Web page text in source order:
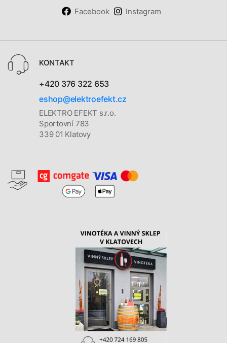
Facebook Instagram
KONTAKT
+420 376 322 653
eshop@elektroefekt.cz
ELEKTRO EFEKT s.r.o.
Sportovní 783
339 01 Klatovy